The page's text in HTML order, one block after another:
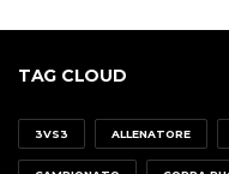
TAG CLOUD
3VS3 ALLENATORE